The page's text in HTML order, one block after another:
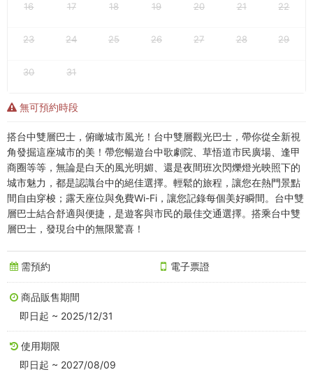
站
皆
可
上
下
車)
-
中
台
灣
好
玩
卡
16 17 18 19 20 21 22
23 24 25 26 27 28 29
30 31
無可預約時段
搭台中雙層巴士，俯瞰城市風光！台中雙層觀光巴士，帶你從全新視
角發掘這座城市的美！帶您暢遊台中歌劇院、草悟道市民廣場、逢甲
商圈等等，無論是白天的風光明媚、還是夜間班次閃爍燈光映照下的
城市魅力，都是認識台中的絕佳選擇。輕鬆的旅程，讓您在熱門景點
間自由穿梭；露天座位與免費Wi-Fi，讓您記錄每個美好瞬間。台中雙
層巴士結合舒適與便捷，是遊客與市民的最佳交通選擇。搭乘台中雙
層巴士，發現台中的無限驚喜！
需預約 電子票證
商品販售期間
即日起 ~ 2025/12/31
使用期限
即日起 ~ 2027/08/09